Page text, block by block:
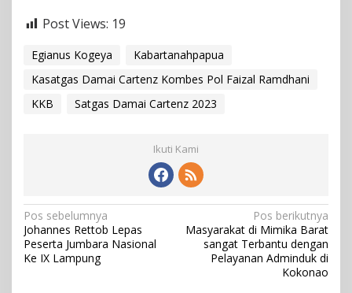
Post Views: 19
Egianus Kogeya
Kabartanahpapua
Kasatgas Damai Cartenz Kombes Pol Faizal Ramdhani
KKB
Satgas Damai Cartenz 2023
Ikuti Kami
N
a
v
Pos sebelumnya
Johannes Rettob Lepas
Peserta Jumbara Nasional
Ke IX Lampung
Pos berikutnya
Masyarakat di Mimika Barat
sangat Terbantu dengan
Pelayanan Adminduk di
Kokonao